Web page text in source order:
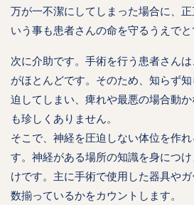
万が一不潔にしてしまった場合に、
いう事も患者さんの命を守るうえでと
次に介助です。手術を行う患者さん
がほとんどです。そのため、知らず
迫してしまい、痺れや最悪の場合動
も珍しくありません。
そこで、神経を圧迫しない体位を作
す。神経がある場所の知識を身につ
けです。主に手術で使用した器具や
数揃っているかをカウントします。